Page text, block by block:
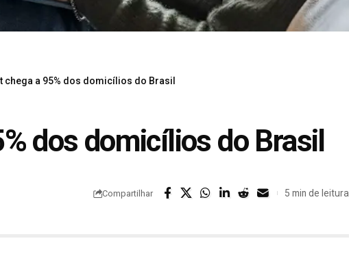
chega a 95% dos domicílios do Brasil
dos domicílios do Brasil
Compartilhar 5 min de leitura